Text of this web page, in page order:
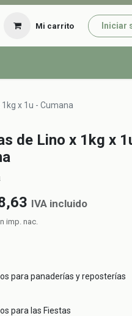
Mi carrito Iniciar
x 1u - Cumana
de Lino x 1kg x
IVA incluido
imp. nac.
para panaderías y reposterías
para las Fiestas